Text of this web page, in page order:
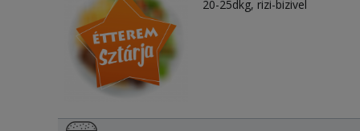
20-25dkg, rizi-bizivel